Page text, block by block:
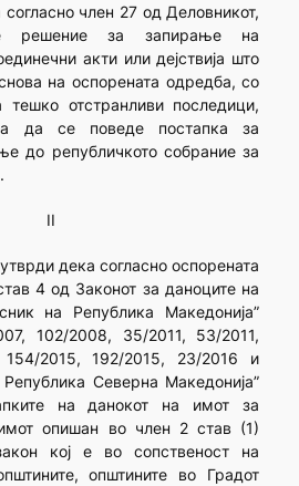
согласно член 27 од Деловникот,
решение за запирање на
акти или дејствија што
на оспорената одредба, со
отстранливи последици,
да се поведе постапка за
до републичкото собрание за
II
дека согласно оспорената
4 од Законот за даноците на
на Република Македонија”
102/2008, 35/2011, 53/2011,
2015, 192/2015, 23/2016 и
Северна Македонија”
на данокот на имот за
опишан во член 2 став (1)
кој е во сопственост на
општините во Градот